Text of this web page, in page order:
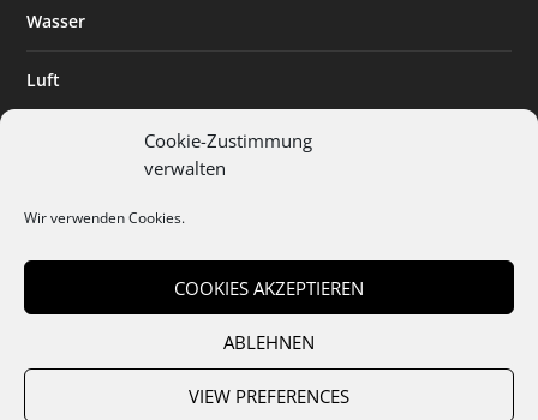
Cookie-Zustimmung
verwalten
Wir verwenden Cookies.
COOKIES AKZEPTIEREN
ABLEHNEN
VIEW PREFERENCES
Wasser
Luft
Digitalisierung
Mediadaten Cookies Datenschutz